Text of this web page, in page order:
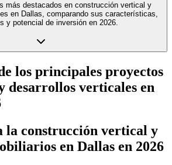
más destacados en construcción vertical y
en Dallas, comparando sus características,
y potencial de inversión en 2026.
los principales proyectos
desarrollos verticales en
la construcción vertical y
en Dallas en 2026